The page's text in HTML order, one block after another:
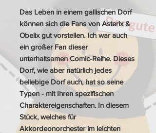
Das Leben in einem gallischen Dorf
können sich die Fans von Asterix &
Obelix gut vorstellen. Ich war auch
ein großer Fan dieser
unterhaltsamen Comic-Reihe. Dieses
Dorf, wie aber natürlich jedes
beliebige Dorf auch, hat so seine
Typen - mit Ihren spezifischen
Charaktereigenschaften. In diesem
Stück, welches für
Akkordeonorchester im leichten